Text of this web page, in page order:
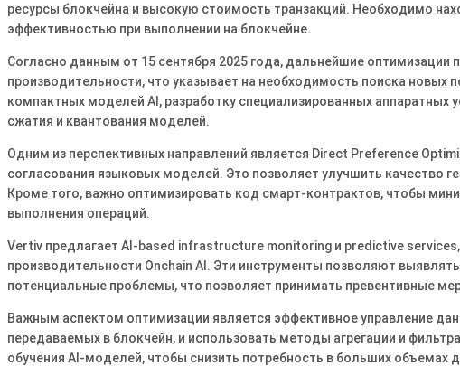
ресурсы блокчейна и высокую стоимость транзакций. Необходимо
эффективностью при выполнении на блокчейне.
Согласно данным от 15 сентября 2025 года, дальнейшие оптимизации
производительности, что указывает на необходимость поиска
компактных моделей AI, разработку специализированных
сжатия и квантования моделей.
Одним из перспективных направлений является Direct Preference
согласования языковых моделей. Это позволяет улучшить качество
Кроме того, важно оптимизировать код смарт-контрактов, чтобы
выполнения операций.
Vertiv предлагает AI-based infrastructure monitoring и predictive
производительности Onchain AI. Эти инструменты позволяют
потенциальные проблемы, что позволяет принимать превентивные
Важным аспектом оптимизации является эффективное управление
передаваемых в блокчейн, и использовать методы агрегации и
обучения AI-моделей, чтобы снизить потребность в больших